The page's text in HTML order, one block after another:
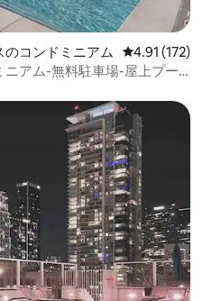
コンドミニアム レビュー172
4.91 (172)
アム-無料駐車場-屋上プー